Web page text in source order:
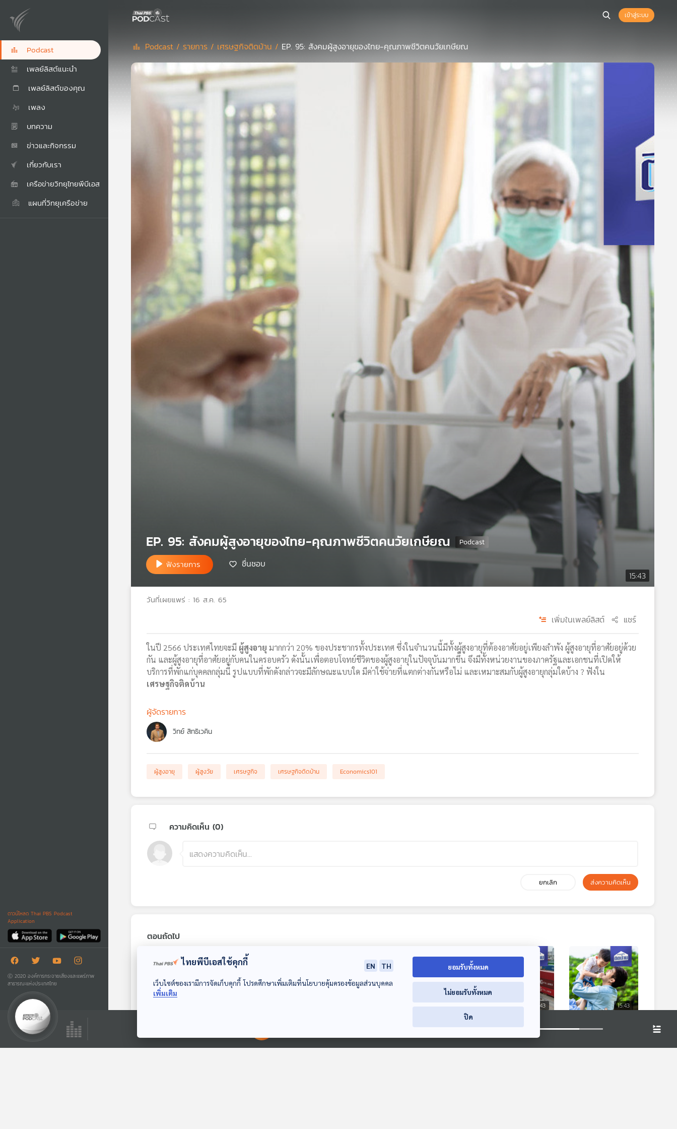
Podcast
เพลย์ลิสต์แนะนำ
เพลย์ลิสต์ของคุณ
เพลง
บทความ
ข่าวและกิจกรรม
เกี่ยวกับเรา
เครือข่ายวิทยุไทยพีบีเอส
แผนที่วิทยุเครือข่าย
ดาวน์โหลด Thai PBS Podcast
Application
Ⓒ 2020 องค์การกระจายเสียงและแพร่ภาพ
สาธารณะแห่งประเทศไทย
เข้าสู่ระบบ
Podcast / รายการ / เศรษฐกิจติดบ้าน / EP. 95: สังคมผู้สูงอายุของไทย-คุณภาพชีวิตคนวัยเกษียณ
15:43
EP. 95: สังคมผู้สูงอายุของไทย-คุณภาพชีวิตคนวัยเกษียณ
ฟังรายการ ชื่นชอบ
วันที่เผยแพร่ : 16 ส.ค. 65
เพิ่มในเพลย์ลิสต์ แชร์
ในปี 2566 ประเทศไทยจะมี ผู้สูงอายุ มากกว่า 20% ของประชากรทั้งประเทศ ซึ่งในจำนวนนี้มีทั้งผู้สูงอายุที่ต้องอาศัยอยู่เพียงลำพัง ผู้สูงอายุที่อาศัยอยู่ด้วย
กัน และผู้สูงอายุที่อาศัยอยู่กับคนในครอบครัว ดังนั้นเพื่อตอบโจทย์ชีวิตของผู้สูงอายุในปัจจุบันมากขึ้น จึงมีทั้งหน่วยงานของภาครัฐและเอกชนที่เปิดให้
บริการที่พักแก่บุคคลกลุ่มนี้ รูปแบบที่พักดังกล่าวจะมีลักษณะแบบใด มีค่าใช้จ่ายที่แตกต่างกันหรือไม่ และเหมาะสมกับผู้สูงอายุกลุ่มใดบ้าง ? ฟังใน
เศรษฐกิจติดบ้าน
ผู้จัดรายการ
วิทย์ สิทธิเวคิน
ผู้สูงอายุ ผู้สูงวัย เศรษฐกิจ เศรษฐกิจติดบ้าน Economics101
ความคิดเห็น (0)
ยกเลิก ส่งความคิดเห็น
ตอนถัดไป
ของจีน-สหรัฐฯ กับ
ทิศทางเศรษฐกิจไทย
สิ่งปลูกสร้าง ใครบ้าง
ที่ต้องจ่าย ?
เงินเฟ้อไทย ไปต่อ
หรือชะลอตัว ?
15:43
EP. 99: รับมือ
อย่างไรในวันที่ถูกเลิก
จ้าง
15:43
EP. 100: ส่องทาง
รอดธุรกิจส่งออกไทย
ในปี 2565
15:43
EP. 101: เปิดค่าใช้จ่าย
ไหร่ ?
00:00:00
ไทยพีบีเอสใช้คุกกี้ EN
TH
เว็บไซต์ของเรามีการจัดเก็บคุกกี้ โปรดศึกษาเพิ่มเติมที่นโยบายคุ้มครองข้อมูลส่วนบุคคล
เพิ่มเติม
ยอมรับทั้งหมด
ไม่ยอมรับทั้งหมด
ปิด